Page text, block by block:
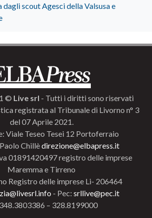
scout Agesci della Valsusa e
© Live srl - Tutti i diritti sono riservati
registrata al Tribunale di Livorno n° 3
del 07 Aprile 2021.
Viale Teseo Tesei 12 Portoferraio
Chillèdirezione@elbapress.it
01891420497 registro delle imprese
Maremma e Tirreno
Registro delle imprese Li- 206464
- Pec: srllive@pec.it
– 328.8199000